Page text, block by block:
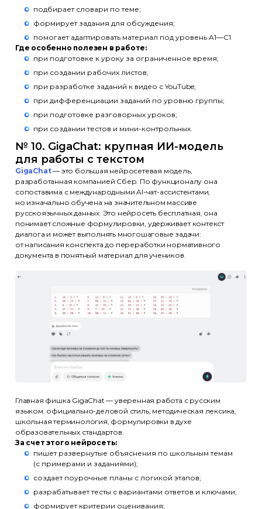
подбирает словари по теме;
формирует задания для обсуждения;
помогает адаптировать материал под уровень A1—C1
Где особенно полезен в работе:
при подготовке к уроку за ограниченное время;
при создании рабочих листов;
при разработке заданий к видео с YouTube;
при дифференциации заданий по уровню группы;
при подготовке разговорных уроков;
при создании тестов и мини-контрольных.
№ 10. GigaChat: крупная ИИ-модель
для работы с текстом
GigaChat— это большая нейросетевая модель,
разработанная компанией Сбер. По функционалу она
сопоставима с международными AI-чат-ассистентами,
но изначально обучена на значительном массиве
русскоязычных данных. Это нейросеть бесплатная, она
понимает сложные формулировки, удерживает контекст
диалога и может выполнять многошаговые задачи:
от написания конспекта до переработки нормативного
документа в понятный материал для учеников.
Главная фишка GigaChat — уверенная работа с русским
языком: официально-деловой стиль, методическая лексика,
школьная терминология, формулировки в духе
образовательных стандартов.
За счет этого нейросеть:
пишет развернутые объяснения по школьным темам
(с примерами и заданиями);
создает поурочные планы с логикой этапов;
разрабатывает тесты с вариантами ответов и ключами;
формирует критерии оценивания;